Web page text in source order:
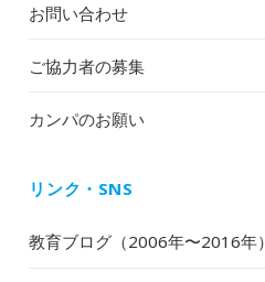
お問い合わせ
ご協力者の募集
カンパのお願い
リンク・SNS
教育ブログ（2006年〜2016年）